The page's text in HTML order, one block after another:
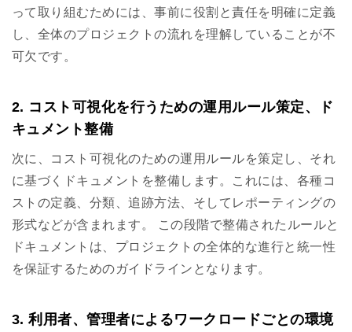
って取り組むためには、事前に役割と責任を明確に定義
し、全体のプロジェクトの流れを理解していることが不
可欠です。
2. コスト可視化を行うための運用ルール策定、ド
キュメント整備
次に、コスト可視化のための運用ルールを策定し、それ
に基づくドキュメントを整備します。これには、各種コ
ストの定義、分類、追跡方法、そしてレポーティングの
形式などが含まれます。 この段階で整備されたルールと
ドキュメントは、プロジェクトの全体的な進行と統一性
を保証するためのガイドラインとなります。
3. 利用者、管理者によるワークロードごとの環境